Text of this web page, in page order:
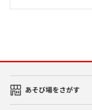
あそび場をさがす